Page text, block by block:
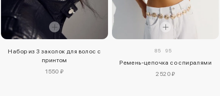
Набор из 3 заколок для волос с
принтом
1550 ₽
85 95
Ремень-цепочка со спиралями
2520 ₽